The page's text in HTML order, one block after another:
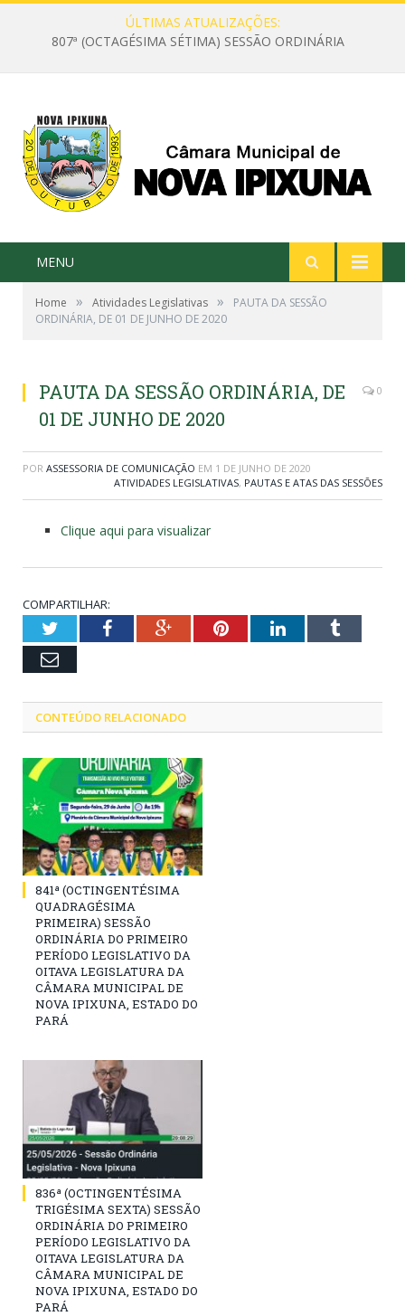
ÚLTIMAS ATUALIZAÇÕES:
807ª (OCTAGÉSIMA SÉTIMA) SESSÃO ORDINÁRIA
MENU
Home » Atividades Legislativas »
PAUTA DA SESSÃO
ORDINÁRIA, DE 01 DE JUNHO DE 2020
PAUTA DA SESSÃO ORDINÁRIA, DE
01 DE JUNHO DE 2020
0
POR ASSESSORIA DE COMUNICAÇÃO EM 1 DE JUNHO DE 2020
ATIVIDADES LEGISLATIVAS, PAUTAS E ATAS DAS SESSÕES
Clique aqui para visualizar
COMPARTILHAR:
TwitterFacebookGoogle+PinterestLinkedInTumblr
Email
CONTEÚDO RELACIONADO
841ª (OCTINGENTÉSIMA
QUADRAGÉSIMA
PRIMEIRA) SESSÃO
ORDINÁRIA DO PRIMEIRO
PERÍODO LEGISLATIVO DA
OITAVA LEGISLATURA DA
CÂMARA MUNICIPAL DE
NOVA IPIXUNA, ESTADO DO
PARÁ
836ª (OCTINGENTÉSIMA
TRIGÉSIMA SEXTA) SESSÃO
ORDINÁRIA DO PRIMEIRO
PERÍODO LEGISLATIVO DA
OITAVA LEGISLATURA DA
CÂMARA MUNICIPAL DE
NOVA IPIXUNA, ESTADO DO
PARÁ